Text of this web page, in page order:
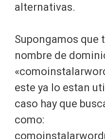
alternativas.
Supongamos que
nombre de
este ya lo estan
caso hay que
como: